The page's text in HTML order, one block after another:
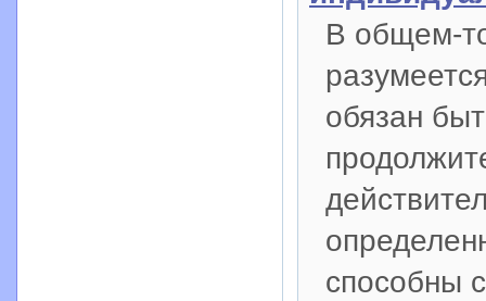
В общем-
обязан
способны